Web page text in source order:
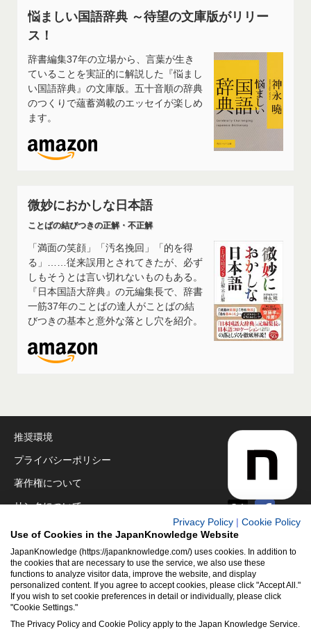
悩ましい国語辞典 ～待望の文庫版がリリー
ス！
辞書編集37年の立場から、言葉が生き
ていることを実証的に解説した『悩まし
い国語辞典』の文庫版。五十音順の辞典
のつくりで蘊蓄満載のエッセイが楽しめ
ます。
微妙におかしな日本語
ことばの結びつきの正解・不正解
「満面の笑顔」「汚名挽回」「的を得
る」……従来誤用とされてきたが、必ず
しもそうとは言い切れないものもある。
『日本国語大辞典』の元編集長で、辞書
一筋37年のことばの達人がことばの結
びつきの基本と意外な落とし穴を紹介。
推奨環境
プライバシーポリシー
著作権について
リンクについて
免責事項
運営会社
アクセシビリティ対応
クッキーポリシー
Cookie設定
Privacy Policy
Cookie Policy
Use of Cookies in the JapanKnowledge Website
JapanKnowledge (https://japanknowledge.com/) uses cookies. In addition to
the cookies that are necessary to use the service, we also use these
functions to analyze visitor data, improve the website, and display
personalized content. If you agree to accept cookies, please click "Accept All."
If you wish to set cookie preferences in detail or individually, please click
"Cookie Settings."
The Privacy Policy and Cookie Policy apply to the Japan Knowledge Service.